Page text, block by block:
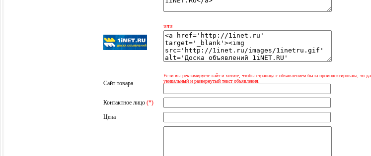
или
Сайт товара
Если вы рекламируете сайт и хотите, чтобы страница с объявлением была проиндексирована, то
уникальный и развернутый текст объявления.
Контактное лицо (*)
Цена